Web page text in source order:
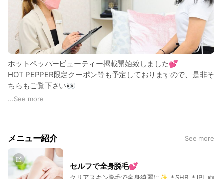
他にもOPEN特別メニューなどもございますので
この機会にMISELへ是非ともお越し下さい☺️
ホットペッパービューティー掲載開始致しました💕
HOT PEPPER限定クーポン等も予定しておりますので、是非そ
ちらもご覧下さい👀
...See more
メニュー紹介 See more
セルフで全身脱毛💕
クリアスキン脱毛で全身綺麗に✨ ＊SHR ＊IPL 両